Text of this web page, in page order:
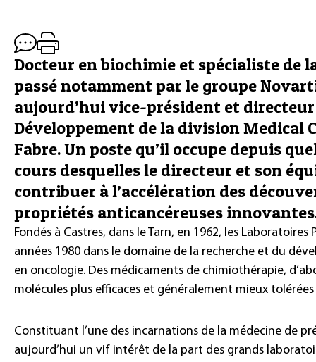
Docteur en biochimie et spécialiste de
passé notamment par le groupe
aujourd’hui vice-président et directeur
Développement de la division Medical
Fabre. Un poste qu’il occupe depuis
cours desquelles le directeur et son
contribuer à l’accélération des
propriétés anticancéreuses
Fondés à Castres, dans le Tarn, en 1962, les
années 1980 dans le domaine de la recherche et du
en oncologie. Des médicaments de chimiothérapie,
molécules plus efficaces et généralement mieux tolérées
Constituant l’une des incarnations de la médecine de
aujourd’hui un vif intérêt de la part des grands